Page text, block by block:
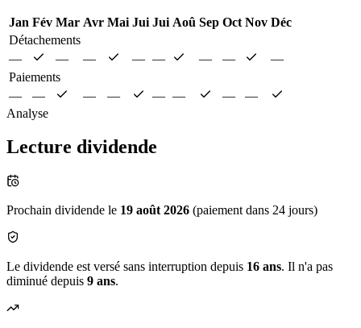
Jan Fév Mar Avr Mai Jui Jui Aoû Sep Oct Nov Déc
Détachements
—
— — — — — —
—
Paiements
—
— — — — — —
—
Analyse
Lecture dividende
Prochain dividende le 19 août 2026 (paiement dans 24 jours)
Le dividende est versé sans interruption depuis 16 ans. Il n'a pas
diminué depuis 9 ans.